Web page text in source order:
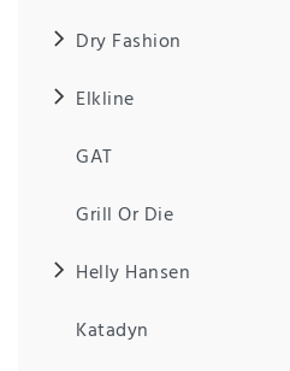
Dry Fashion
Elkline
GAT
Grill Or Die
Helly Hansen
Katadyn
n